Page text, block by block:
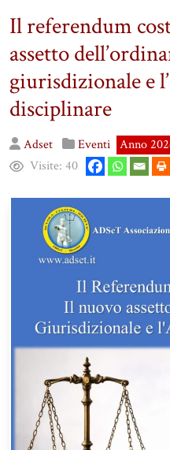
Il referendum
assetto
giurisdizionale e
disciplinare
Adset Eventi Anno
Visite: 40